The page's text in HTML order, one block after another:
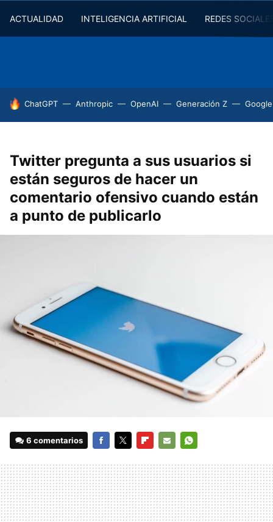
ACTUALIDAD INTELIGENCIA ARTIFICIAL REDES
HOY SE HABLA DE
ChatGPT Anthropic OpenAI Generación Z
Twitter pregunta a sus usuarios si
están seguros de hacer un
comentario ofensivo cuando están
a punto de publicarlo
6 comentarios
MAIL